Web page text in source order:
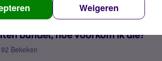
Weigeren
bundel, hoe voorkom ik die?
Bekeken